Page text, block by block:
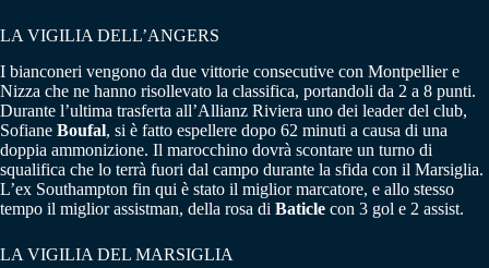
LA VIGILIA DELL’ANGERS
I bianconeri vengono da due vittorie consecutive con Montpellier e
Nizza che ne hanno risollevato la classifica, portandoli da 2 a 8 punti.
Durante l’ultima trasferta all’Allianz Riviera uno dei leader del club,
Sofiane Boufal, si è fatto espellere dopo 62 minuti a causa di una
doppia ammonizione. Il marocchino dovrà scontare un turno di
squalifica che lo terrà fuori dal campo durante la sfida con il Marsiglia.
L’ex Southampton fin qui è stato il miglior marcatore, e allo stesso
tempo il miglior assistman, della rosa di Baticle con 3 gol e 2 assist.
LA VIGILIA DEL MARSIGLIA